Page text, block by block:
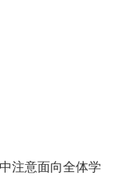
注意面向全体学